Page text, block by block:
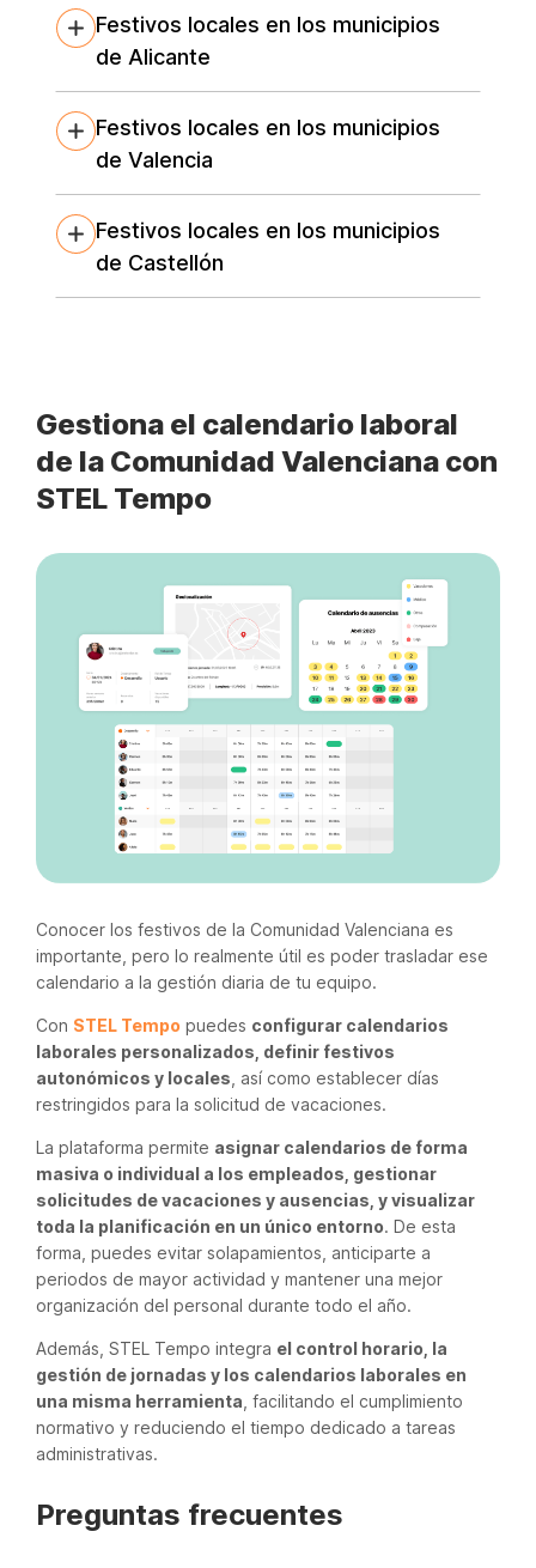
Festivos locales en los municipios
de Alicante
Festivos locales en los municipios
de Valencia
Festivos locales en los municipios
de Castellón
Gestiona el calendario laboral
de la Comunidad Valenciana con
STEL Tempo
Conocer los festivos de la Comunidad Valenciana es
importante, pero lo realmente útil es poder trasladar ese
calendario a la gestión diaria de tu equipo.
Con STEL Tempo puedes configurar calendarios
laborales personalizados, definir festivos
autonómicos y locales , así como establecer días
restringidos para la solicitud de vacaciones.
La plataforma permite asignar calendarios de forma
masiva o individual a los empleados, gestionar
solicitudes de vacaciones y ausencias, y visualizar
toda la planificación en un único entorno. De esta
forma, puedes evitar solapamientos, anticiparte a
periodos de mayor actividad y mantener una mejor
organización del personal durante todo el año.
Además, STEL Tempo integra el control horario, la
gestión de jornadas y los calendarios laborales en
una misma herramienta , facilitando el cumplimiento
normativo y reduciendo el tiempo dedicado a tareas
administrativas.
Preguntas frecuentes